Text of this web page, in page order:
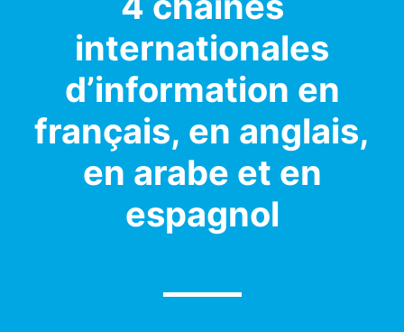
internationales
d’information en
français, en anglais,
en arabe et en
espagnol